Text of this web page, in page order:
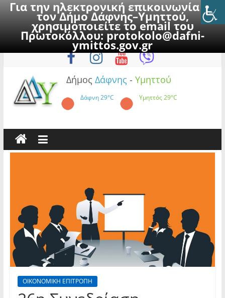
Για την ηλεκτρονική επικοινωνία με
τον Δήμο Δάφνης–Υμηττού,
χρησιμοποιείτε το email του
Πρωτοκόλλου:protokolo@dafni-
ymittos.gov.gr
to
Παρασκευή, 7 Αυγούστου 2026
Δήμος Δάφνης - Υμηττού
Δάφνη29°C Υμηττός29°C
ΟΙΚΟΝΟΜΙΚΗ ΕΠΙΤΡΟΠΗ